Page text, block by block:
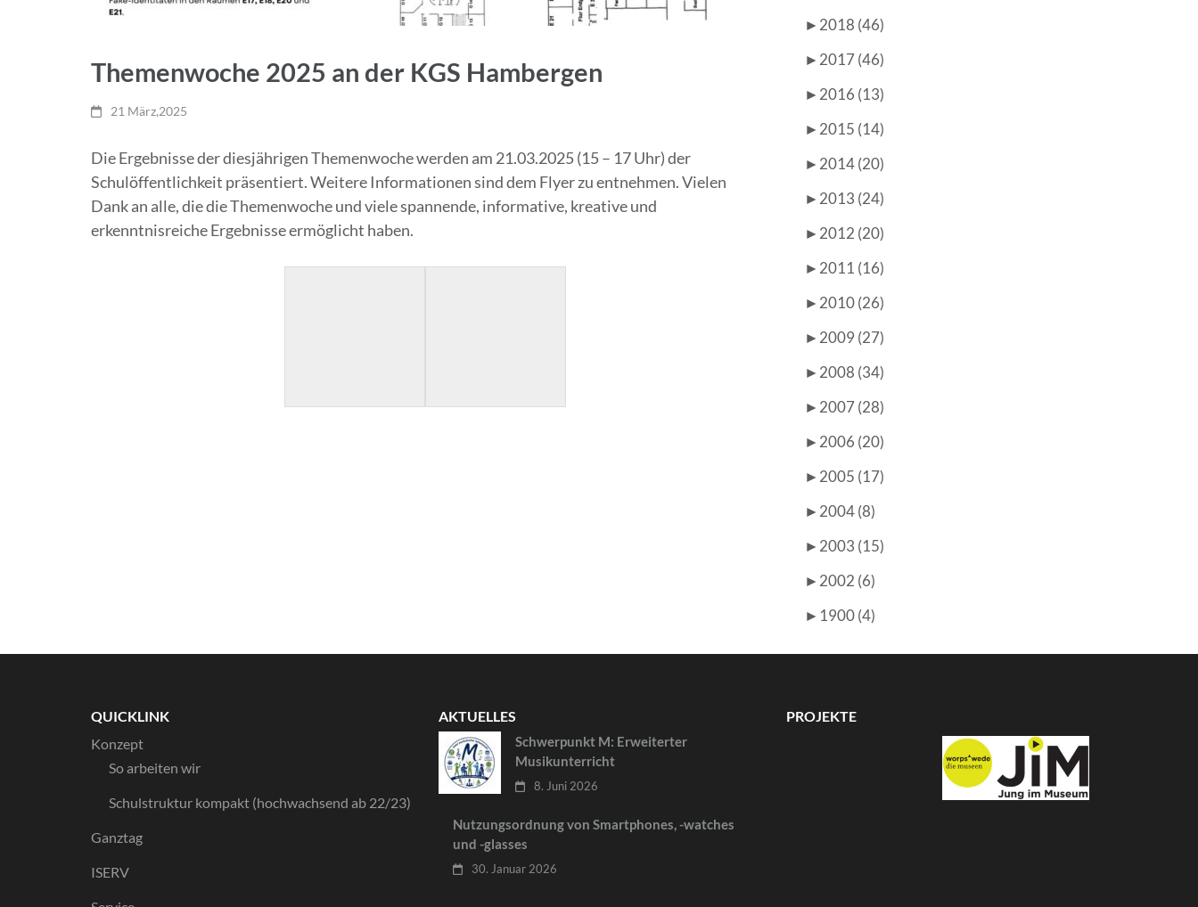
Themenwoche 2025 an der KGS Hambergen
21 März,2025
Die Ergebnisse der diesjährigen Themenwoche werden am 21.03.2025 (15 – 17 Uhr) der
Schulöffentlichkeit präsentiert. Weitere Informationen sind dem Flyer zu entnehmen. Vielen
Dank an alle, die die Themenwoche und viele spannende, informative, kreative und
erkenntnisreiche Ergebnisse ermöglicht haben.
► 2018 (46)
► 2017 (46)
► 2016 (13)
► 2015 (14)
► 2014 (20)
► 2013 (24)
► 2012 (20)
► 2011 (16)
► 2010 (26)
► 2009 (27)
► 2008 (34)
► 2007 (28)
► 2006 (20)
► 2005 (17)
► 2004 (8)
► 2003 (15)
► 2002 (6)
► 1900 (4)
QUICKLINK
Konzept
So arbeiten wir
Schulstruktur kompakt (hochwachsend ab 22/23)
Ganztag
ISERV
AKTUELLES
Schwerpunkt M: Erweiterter
Musikunterricht
8. Juni 2026
Nutzungsordnung von Smartphones, -watches
und -glasses
30. Januar 2026
PROJEKTE